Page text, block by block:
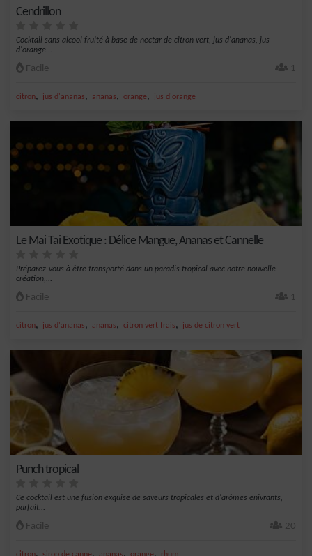
Cendrillon
Cocktail sans alcool fruité à base de nectar de citron vert, jus d'ananas, jus
d'orange...
Facile 1
citron, jus d'ananas, ananas, orange, jus d'orange
Le Mai Tai Exotique : Délice Mangue, Ananas et Cannelle
Préparez-vous à être transporté dans un paradis tropical avec notre nouvelle
création,...
Facile 1
citron, jus d'ananas, ananas, citron vert frais, jus de citron vert
Punch tropical
Ce cocktail est une fusion exquise de saveurs tropicales et d'arômes enivrants,
parfait...
Facile 20